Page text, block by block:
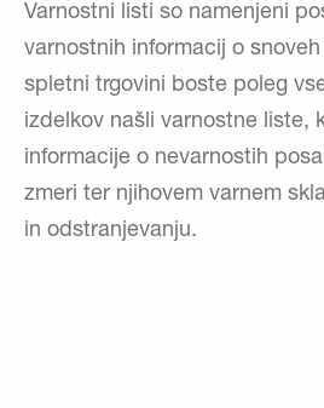
Varnostni listi so namenjeni
varnostnih informacij o
spletni trgovini boste poleg
izdelkov našli varnostne liste,
informacije o nevarnostih
zmeri ter njihovem varnem
in odstranjevanju.